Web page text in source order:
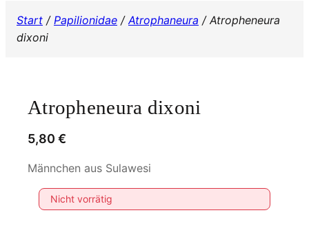
Start / Papilionidae /Atrophaneura / Atropheneura
dixoni
Atropheneura dixoni
5,80 €
Männchen aus Sulawesi
Nicht vorrätig